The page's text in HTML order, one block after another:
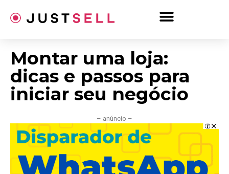
para
Montar uma loja:
dicas e passos para
iniciar seu negócio
– anúncio –